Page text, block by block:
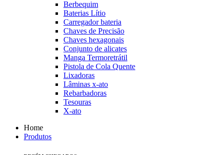
Berbequim
Baterias Lítio
Carregador bateria
Chaves de Precisão
Chaves hexagonais
Conjunto de alicates
Manga Termoretrátil
Pistola de Cola Quente
Lixadoras
Lâminas x-ato
Rebarbadoras
Tesouras
X-ato
Home
Produtos